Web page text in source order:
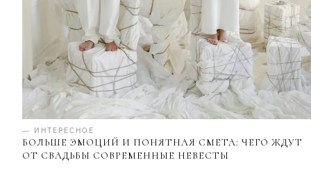
— ИНТЕРЕСНОЕ
БОЛЬШЕ ЭМОЦИЙ И ПОНЯТНАЯ СМЕТА: ЧЕГО ЖДУТ
ОТ СВАДЬБЫ СОВРЕМЕННЫЕ НЕВЕСТЫ